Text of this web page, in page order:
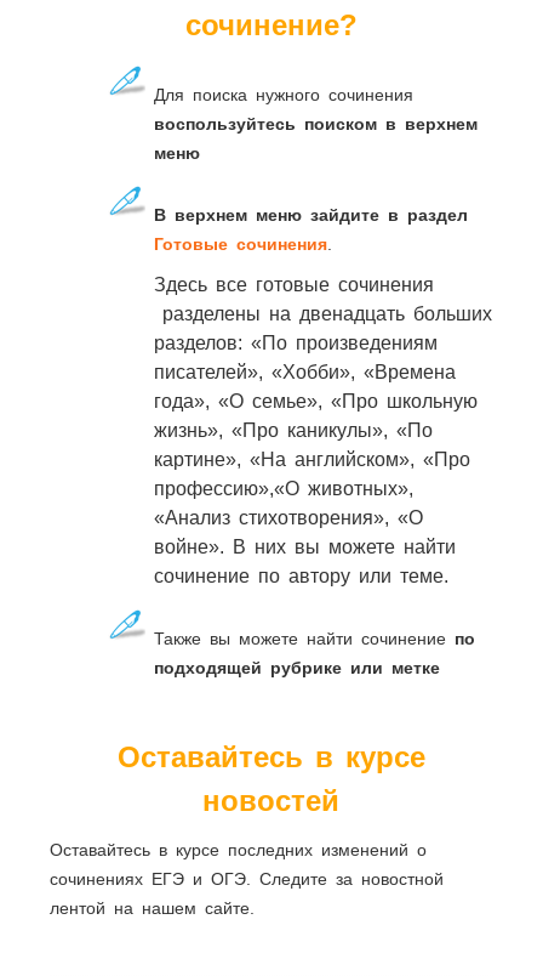
сочинение?
Для поиска нужного сочинения
воспользуйтесь поиском в верхнем
меню
В верхнем меню зайдите в раздел
Готовые сочинения.
Здесь все готовые сочинения
разделены на двенадцать больших
разделов: «По произведениям
писателей», «Хобби», «Времена
года», «О семье», «Про школьную
жизнь», «Про каникулы», «По
картине», «На английском», «Про
профессию»,«О животных»,
«Анализ стихотворения», «О
войне». В них вы можете найти
сочинение по автору или теме.
Также вы можете найти сочинение по
подходящей рубрике или метке
Оставайтесь в курсе
новостей
Оставайтесь в курсе последних изменений о
сочинениях ЕГЭ и ОГЭ. Следите за новостной
лентой на нашем сайте.